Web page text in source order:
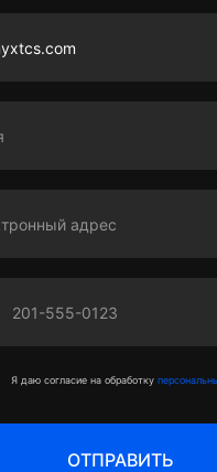
Я даю согласие на обработку
ОТПРАВИТЬ